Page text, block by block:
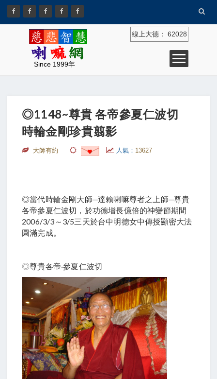
Since 1999年
線上大德： 62028
◎1148~尊貴 各帝參夏仁波切
時輪金剛珍貴翦影
大師有約 人氣： 13627
◎當代時輪金剛大師─達賴喇嘛尊者之上師─尊貴
各帝參夏仁波切，於功德增長億倍的神變節期間
2006/3/3～3/5三天於台中明德女中傳授顯密大法
圓滿完成。
◎尊貴各帝‧參夏仁波切